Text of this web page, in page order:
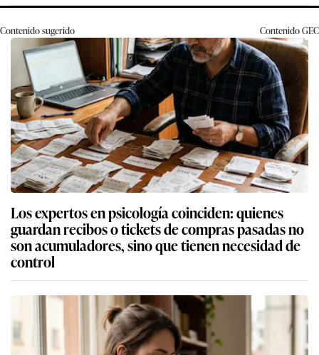
Contenido sugerido ContenidoGEC
Los expertos en psicología coinciden: quienes
guardan recibos o tickets de compras pasadas no
son acumuladores, sino que tienen necesidad de
control